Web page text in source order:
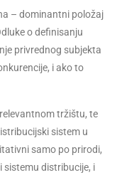
– dominantni položaj
o definisanju
privrednog subjekta
i ako to
tržištu, te
sistem u
samo po prirodi,
sistemu distribucije, i